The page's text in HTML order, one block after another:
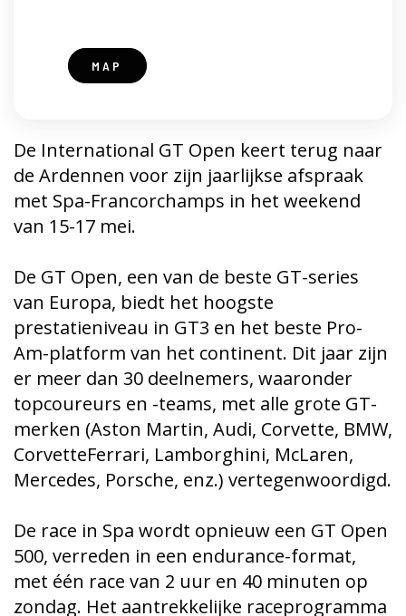
MAP
De International GT Open keert terug naar
de Ardennen voor zijn jaarlijkse afspraak
met Spa-Francorchamps in het weekend
van 15-17 mei.
De GT Open, een van de beste GT-series
van Europa, biedt het hoogste
prestatieniveau in GT3 en het beste Pro-
Am-platform van het continent. Dit jaar zijn
er meer dan 30 deelnemers, waaronder
topcoureurs en -teams, met alle grote GT-
merken (Aston Martin, Audi, Corvette, BMW,
CorvetteFerrari, Lamborghini, McLaren,
Mercedes, Porsche, enz.) vertegenwoordigd.
De race in Spa wordt opnieuw een GT Open
500, verreden in een endurance-format,
met één race van 2 uur en 40 minuten op
zondag. Het aantrekkelijke raceprogramma